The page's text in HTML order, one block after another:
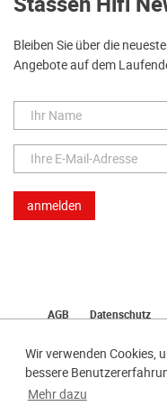
Wir verwenden Cookies,
bessere
Mehr dazu
Bleiben Sie über die
Angebote auf dem
AGB Datenschutz